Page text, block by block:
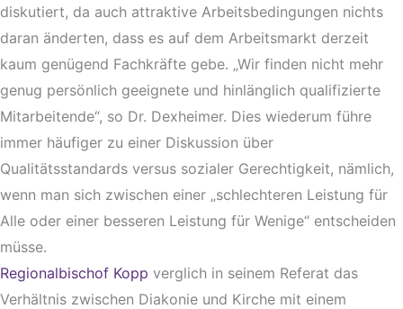
diskutiert, da auch attraktive Arbeitsbedingungen nichts
daran änderten, dass es auf dem Arbeitsmarkt derzeit
kaum genügend Fachkräfte gebe. „Wir finden nicht mehr
genug persönlich geeignete und hinlänglich qualifizierte
Mitarbeitende“, so Dr. Dexheimer. Dies wiederum führe
immer häufiger zu einer Diskussion über
Qualitätsstandards versus sozialer Gerechtigkeit, nämlich,
wenn man sich zwischen einer „schlechteren Leistung für
Alle oder einer besseren Leistung für Wenige“ entscheiden
müsse.
Regionalbischof Kopp verglich in seinem Referat das
Verhältnis zwischen Diakonie und Kirche mit einem